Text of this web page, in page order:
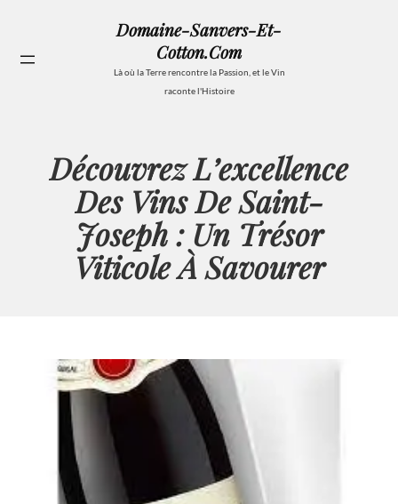
contenu
Domaine-Sanvers-Et-
Cotton.com
Là où la Terre rencontre la Passion, et le Vin
raconte l'Histoire
Découvrez L’excellence
Des Vins De Saint-
Joseph : Un Trésor
Viticole À Savourer